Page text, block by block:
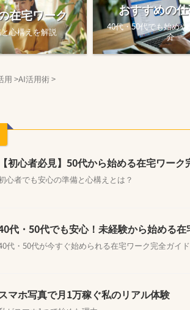
在宅ワーク
心構えを解説
おすすめの
40代・50代でも始め
介
用 >AI活用術>
【初心者必見】50代から始める在宅ワーク
心者でも安心の準備と心構えとは？
代・50代でも安心！未経験から始める在
代・50代が今すぐ始められる在宅ワーク完全ガイド
マホ写真で月1万稼ぐ私のリアル体験